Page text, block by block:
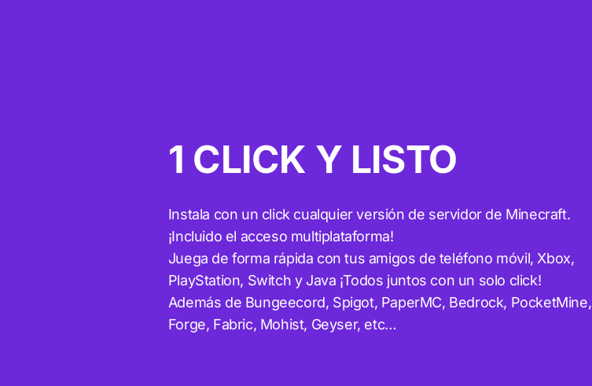
1 CLICK Y LISTO
Instala con un click cualquier versión de servidor de Minecraft.
¡Incluido el acceso multiplataforma!
Juega de forma rápida con tus amigos de teléfono móvil, Xbox,
PlayStation, Switch y Java ¡Todos juntos con un solo click!
Además de Bungeecord, Spigot, PaperMC, Bedrock, PocketMine,
Forge, Fabric, Mohist, Geyser, etc…